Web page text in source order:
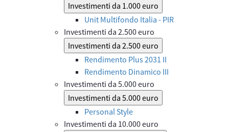
Investimenti da 1.000 euro
Unit Multifondo Italia - PIR
Investimenti da 2.500 euro
Investimenti da 2.500 euro
Rendimento Plus 2031 II
Rendimento Dinamico III
Investimenti da 5.000 euro
Investimenti da 5.000 euro
Personal Style
Investimenti da 10.000 euro